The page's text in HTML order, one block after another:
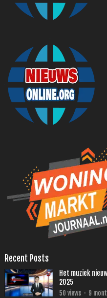
Recent Posts
Het muziek
2025
50 views · 9